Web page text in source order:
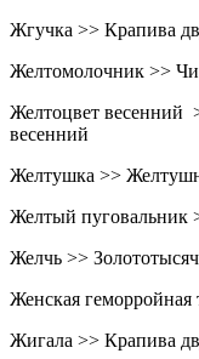
Жгучка >> Крапива
Желтомолочник >>
Желтоцвет весенний
весенний
Желтушка >>
Желтый пуговальник
Желчь >>
Женская геморройная
Жигала >> Крапива